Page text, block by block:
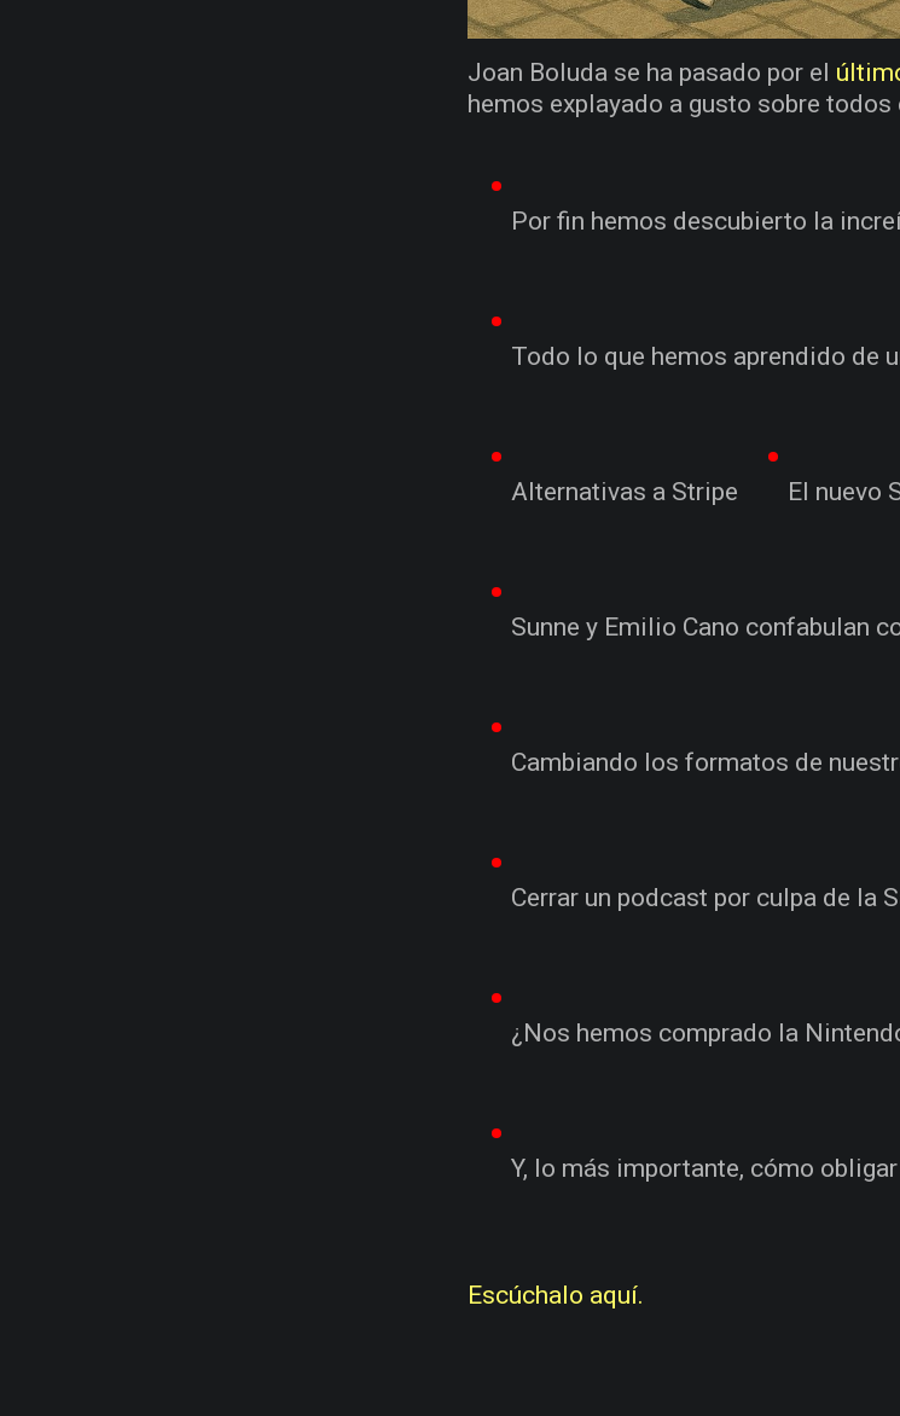
Joan Boluda se ha pasado por el
hemos explayado a gusto sobre todos
Por fin hemos descubierto la
Todo lo que hemos aprendido de
Alternativas a Stripe El nuevo
Sunne y Emilio Cano confabulan
Cambiando los formatos de
Cerrar un podcast por culpa de la
¿Nos hemos comprado la
Y, lo más importante, cómo
Escúchalo aquí.